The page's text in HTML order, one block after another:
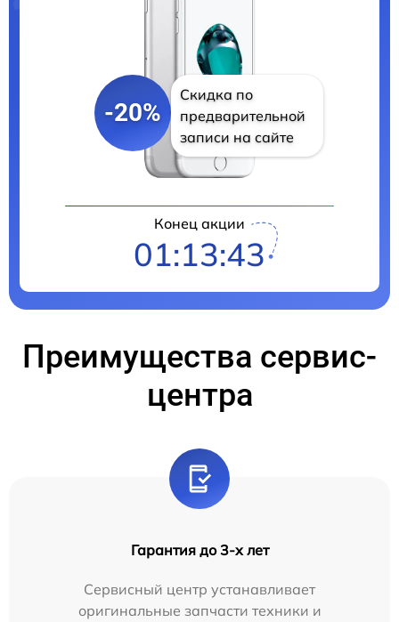
-20%
Скидка по
предварительной
записи на сайте
Конец акции
01:13:42
Преимущества сервис-
центра
Гарантия до 3-х лет
Сервисный центр устанавливает
оригинальные запчасти техники и